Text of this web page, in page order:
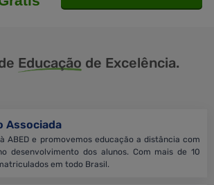
Educação de Excelência.
Associada
ABED e promovemos educação a distância com
desenvolvimento dos alunos. Com mais de 10
em todo Brasil.